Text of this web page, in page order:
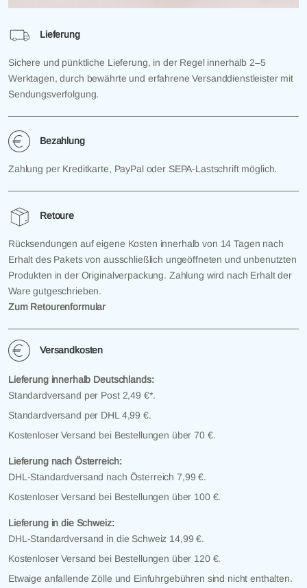
Lieferung
Sichere und pünktliche Lieferung, in der Regel innerhalb 2–5
Werktagen, durch bewährte und erfahrene Versanddienstleister mit
Sendungsverfolgung.
Bezahlung
Zahlung per Kreditkarte, PayPal oder SEPA-Lastschrift möglich.
Retoure
Rücksendungen auf eigene Kosten innerhalb von 14 Tagen nach
Erhalt des Pakets von ausschließlich ungeöffneten und unbenutzten
Produkten in der Originalverpackung. Zahlung wird nach Erhalt der
Ware gutgeschrieben.
Zum Retourenformular
Versandkosten
Lieferung innerhalb Deutschlands:
Standardversand per Post 2,49 €*.
Standardversand per DHL 4,99 €.
Kostenloser Versand bei Bestellungen über 70 €.
Lieferung nach Österreich:
DHL-Standardversand nach Österreich 7,99 €.
Kostenloser Versand bei Bestellungen über 100 €.
Lieferung in die Schweiz:
DHL-Standardversand in die Schweiz 14,99 €.
Kostenloser Versand bei Bestellungen über 120 €.
Etwaige anfallende Zölle und Einfuhrgebühren sind nicht enthalten.